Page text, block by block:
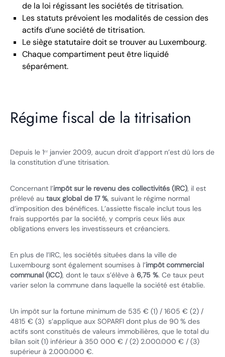
de la loi régissant les sociétés de titrisation.
Les statuts prévoient les modalités de cession des
actifs d’une société de titrisation.
Le siège statutaire doit se trouver au Luxembourg.
Chaque compartiment peut être liquidé
séparément.
Régime fiscal de la titrisation
Depuis le 1ᵉʳ janvier 2009, aucun droit d’apport n’est dû lors de
la constitution d’une titrisation.
Concernant l’impôt sur le revenu des collectivités (IRC), il est
prélevé au taux global de 17 %, suivant le régime normal
d’imposition des bénéfices. L’assiette fiscale inclut tous les
frais supportés par la société, y compris ceux liés aux
obligations envers les investisseurs et créanciers.
En plus de l’IRC, les sociétés situées dans la ville de
Luxembourg sont également soumises à l’impôt commercial
communal (ICC), dont le taux s’élève à 6,75 %. Ce taux peut
varier selon la commune dans laquelle la société est établie.
Un impôt sur la fortune minimum de 535 € (1) / 1605 € (2) /
4815 € (3) s’applique aux SOPARFI dont plus de 90 % des
actifs sont constitués de valeurs immobilières, que le total du
bilan soit (1) inférieur à 350 000 € / (2) 2.000.000 € / (3)
supérieur à 2.000.000 €.